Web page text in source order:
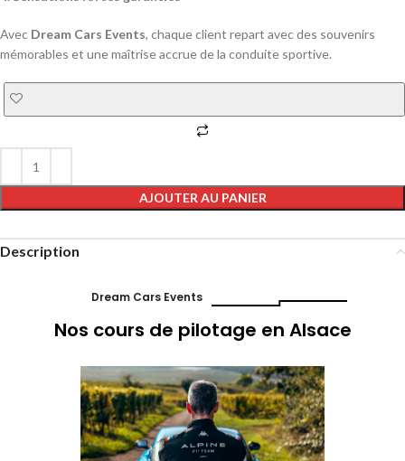
Avec Dream Cars Events, chaque client repart avec des souvenirs
mémorables et une maîtrise accrue de la conduite sportive.
AJOUTER AU PANIER
Description
Dream Cars Events
Nos cours de pilotage en Alsace